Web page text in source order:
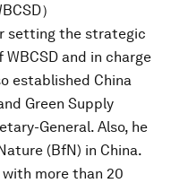
）
setting the strategic
and in charge
established China
Green Supply
General. Also, he
(BfN) in China.
with more than 20